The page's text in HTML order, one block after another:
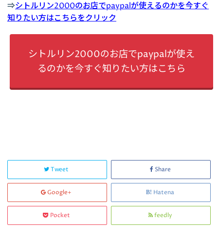
⇒シトルリン2000のお店でpaypalが使えるのかを今すぐ
知りたい方はこちらをクリック
シトルリン2000のお店でpaypalが使え
るのかを今すぐ知りたい方はこちら
Tweet Share
Google+ Hatena
Pocket feedly